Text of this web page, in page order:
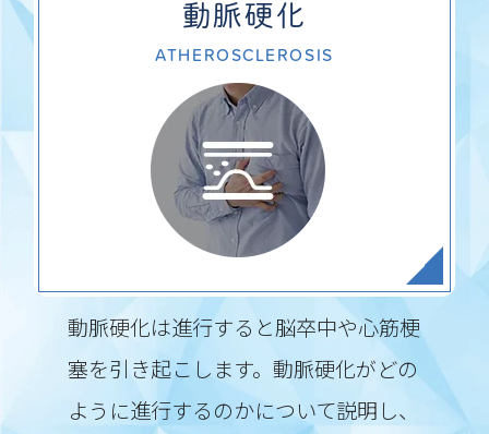
動脈硬化
ATHEROSCLEROSIS
動脈硬化は進行すると脳卒中や心筋梗
塞を引き起こします。動脈硬化がどの
ように進行するのかについて説明し、